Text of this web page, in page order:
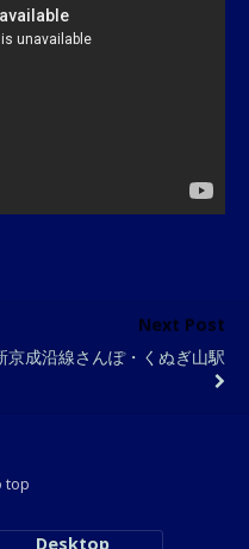
Next Post
京成沿線さんぽ・くぬぎ山駅
top
Desktop